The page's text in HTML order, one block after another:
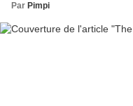
Par Pimpi